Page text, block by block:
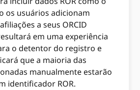
os usuários adicionam
a seus ORCID
em uma experiência
o detentor do registro e
que a maioria das
manualmente estarão
identificador ROR.